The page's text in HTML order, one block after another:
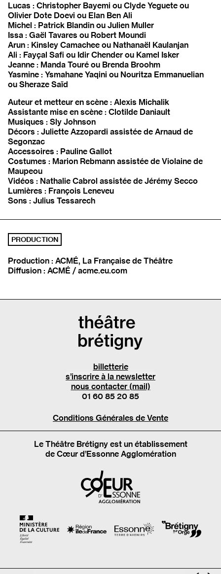
Lucas : Christopher Bayemi ou Clyde Yeguete ou
Olivier Dote Doevi ou Elan Ben Ali
Michel : Patrick Blandin ou Julien Muller
Issa : Gaël Tavares ou Robert Moundi
Arun : Kinsley Camachee ou Nathanaël Kaulanjan
Ali : Fayçal Safi ou Idir Chender ou Kamel Isker
Jeanne : Manda Touré ou Brenda Broohm
Yasmine : Ysmahane Yaqini ou Nouritza Emmanuelian
ou Sheraze Saïd
Auteur et metteur en scène : Alexis Michalik
Assistante mise en scène : Clotilde Daniault
Musiques : Sly Johnson
Décors : Juliette Azzopardi assistée de Arnaud de
Segonzac
Accessoires : Pauline Gallot
Costumes : Marion Rebmann assistée de Violaine de
Maupeou
Vidéos : Nathalie Cabrol assistée de Jérémy Secco
Lumières : François Leneveu
Sons : Julius Tessarech
PRODUCTION
Production : ACMÉ, La Française de Théâtre
Diffusion : ACMÉ / acme.eu.com
billetterie
s’inscrire à la newsletter
nous contacter (mail)
01 60 85 20 85
Conditions Générales de Vente
Le Théâtre Brétigny est un établissement
de Cœur d’Essonne Agglomération